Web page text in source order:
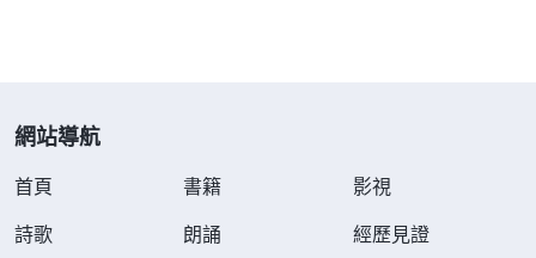
網站導航
首頁 書籍
影視
詩歌
朗誦
經歷見證